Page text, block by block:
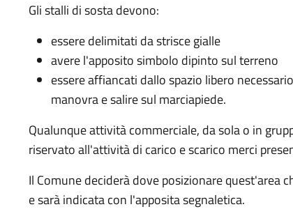
Gli stalli di sosta devono:
essere delimitati da strisce gialle
avere l'apposito simbolo dipinto sul terreno
essere affiancati dallo spazio libero
manovra e salire sul marciapiede.
Qualunque attività commerciale, da sola o in
riservato all'attività di carico e scarico merci
Il Comune deciderà dove posizionare quest'area
e sarà indicata con l'apposita segnaletica.